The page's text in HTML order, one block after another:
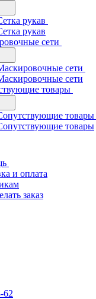
рукав
рукав
сети
сети
сети
товары
товары
товары
и оплата
заказ
62